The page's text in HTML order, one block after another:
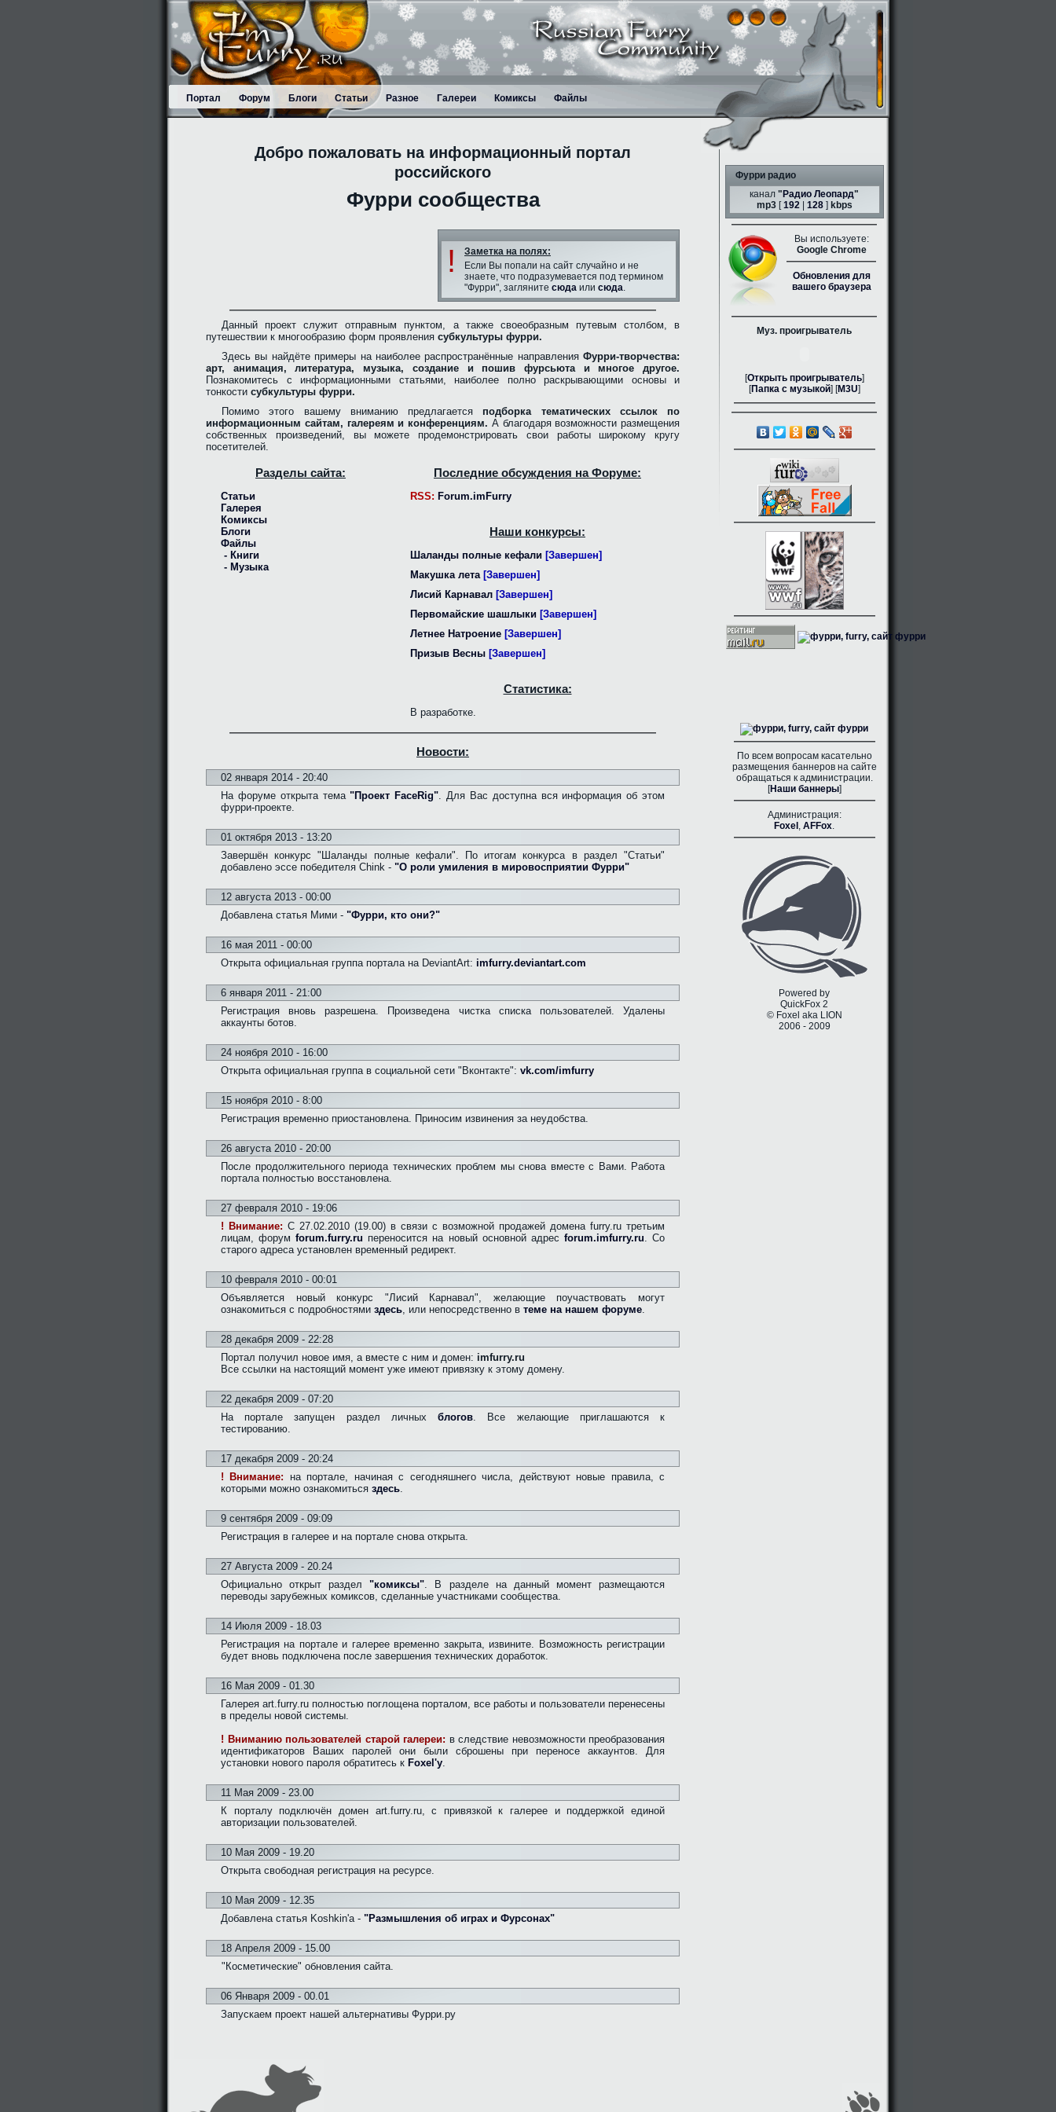
Портал Форум Блоги Статьи Разное Галереи Комиксы Файлы
Добро пожаловать на информационный портал
российского
Фурри сообщества
!
Заметка на полях:
Если Вы попали на сайт случайно и не
знаете, что подразумевается под термином
"Фурри", загляните сюда или сюда.
Данный проект служит отправным пунктом, а также своеобразным путевым столбом, в
путешествии к многообразию форм проявления субкультуры фурри.
Здесь вы найдёте примеры на наиболее распространённые направления Фурри-творчества:
арт, анимация, литература, музыка, создание и пошив фурсьюта и многое другое.
Познакомитесь с информационными статьями, наиболее полно раскрывающими основы и
тонкости субкультуры фурри.
Помимо этого вашему вниманию предлагается подборка тематических ссылок по
информационным сайтам, галереям и конференциям. А благодаря возможности размещения
собственных произведений, вы можете продемонстрировать свои работы широкому кругу
посетителей.
Разделы сайта:
Статьи
Галерея
Комиксы
Блоги
Файлы
- Книги
- Музыка
Последние обсуждения на Форуме:
RSS: Forum.imFurry
Наши конкурсы:
Шаланды полные кефали [Завершен]
Макушка лета [Завершен]
Лисий Карнавал [Завершен]
Первомайские шашлыки [Завершен]
Летнее Натроение [Завершен]
Призыв Весны [Завершен]
Статистика:
В разработке.
Новости:
02 января 2014 - 20:40
На форуме открыта тема"Проект FaceRig". Для Вас доступна вся информация об этом
фурри-проекте.
01 октября 2013 - 13:20
Завершён конкурс "Шаланды полные кефали". По итогам конкурса в раздел "Статьи"
добавлено эссе победителя Chink - "О роли умиления в мировосприятии Фурри"
12 августа 2013 - 00:00
Добавлена статья Мими - "Фурри, кто они?"
16 мая 2011 - 00:00
Открыта официальная группа портала на DeviantArt: imfurry.deviantart.com
6 января 2011 - 21:00
Регистрация вновь разрешена. Произведена чистка списка пользователей. Удалены
аккаунты ботов.
24 ноября 2010 - 16:00
Открыта официальная группа в социальной сети "Вконтакте": vk.com/imfurry
15 ноября 2010 - 8:00
Регистрация временно приостановлена. Приносим извинения за неудобства.
26 августа 2010 - 20:00
После продолжительного периода технических проблем мы снова вместе с Вами. Работа
портала полностью восстановлена.
27 февраля 2010 - 19:06
! Внимание: C 27.02.2010 (19.00) в связи с возможной продажей домена furry.ru третьим
лицам, форумforum.furry.ru переносится на новый основной адрес forum.imfurry.ru. Со
старого адреса установлен временный редирект.
10 февраля 2010 - 00:01
Объявляется новый конкурс "Лисий Карнавал", желающие поучаствовать могут
ознакомиться с подробностями здесь, или непосредственно в теме на нашем форуме.
28 декабря 2009 - 22:28
Портал получил новое имя, а вместе с ним и домен: imfurry.ru
Все ссылки на настоящий момент уже имеют привязку к этому домену.
22 декабря 2009 - 07:20
На портале запущен раздел личныхблогов. Все желающие приглашаются к
тестированию.
17 декабря 2009 - 20:24
! Внимание: на портале, начиная с сегодняшнего числа, действуют новые правила, с
которыми можно ознакомиться здесь.
9 сентября 2009 - 09:09
Регистрация в галерее и на портале снова открыта.
27 Августа 2009 - 20.24
Официально открыт раздел"комиксы". В разделе на данный момент размещаются
переводы зарубежных комиксов, сделанные участниками сообщества.
14 Июля 2009 - 18.03
Регистрация на портале и галерее временно закрыта, извините. Возможность регистрации
будет вновь подключена после завершения технических доработок.
16 Мая 2009 - 01.30
Галерея art.furry.ru полностью поглощена порталом, все работы и пользователи перенесены
в пределы новой системы.
! Вниманию пользователей старой галереи: в следствие невозможности преобразования
идентификаторов Ваших паролей они были сброшены при переносе аккаунтов. Для
установки нового пароля обратитесь к Foxel'у.
11 Мая 2009 - 23.00
К порталу подключён домен art.furry.ru, с привязкой к галерее и поддержкой единой
авторизации пользователей.
10 Мая 2009 - 19.20
Открыта свободная регистрация на ресурсе.
10 Мая 2009 - 12.35
Добавлена статья Koshkin'а - "Размышления об играх и Фурсонах"
18 Апреля 2009 - 15.00
"Косметические" обновления сайта.
06 Января 2009 - 00.01
Запускаем проект нашей альтернативы Фурри.ру
Фурри радио
канал " Радио Леопард"
mp3[192| 128] kbps
Вы используете:
Google Chrome
Обновления для
вашего браузера
Муз. проигрыватель
[Открыть проигрыватель]
[Папка с музыкой] [M3U]
По всем вопросам касательно
размещения баннеров на сайте
обращаться к администрации.
[Наши баннеры]
Администрация:
Foxel , AFFox.
Powered by
QuickFox 2
© Foxel aka LION
2006 - 2009